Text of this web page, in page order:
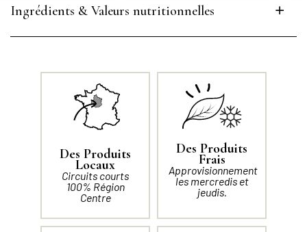
Ingrédients & Valeurs nutritionnelles
Des Produits
Locaux
Circuits courts
100% Région
Centre
Des Produits
Frais
Approvisionnement
les mercredis et
jeudis.